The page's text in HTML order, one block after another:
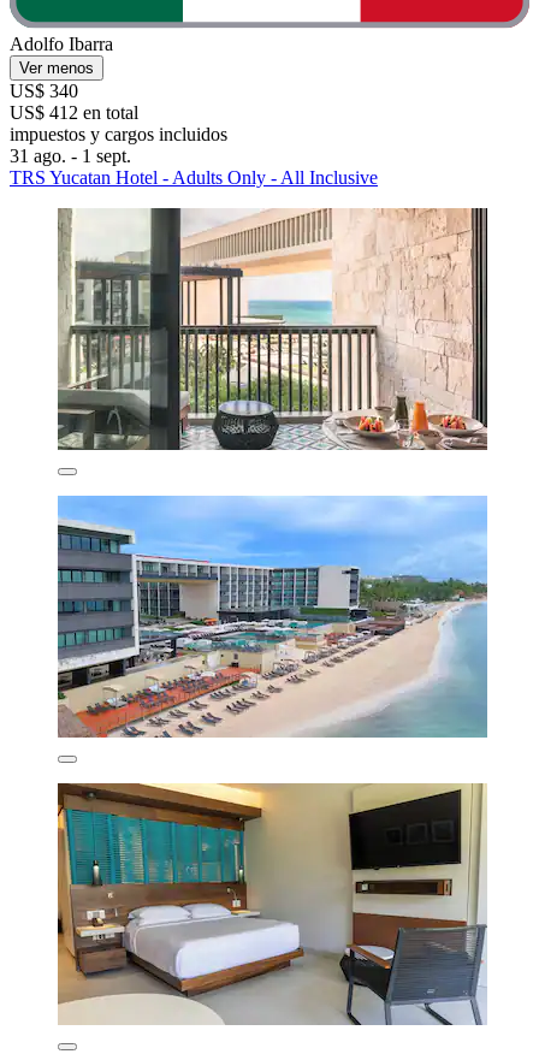
Adolfo Ibarra
Ver menos
US$ 340
US$ 412 en total
impuestos y cargos incluidos
31 ago. - 1 sept.
TRS Yucatan Hotel - Adults Only - All Inclusive